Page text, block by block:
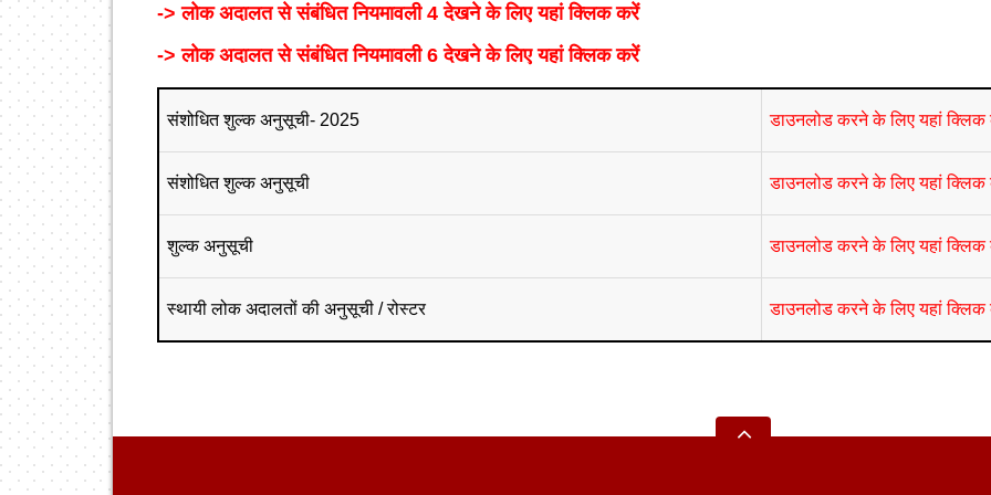
-> लोक अदालत से संबंधित नियमावली 4 देखने के लिए यहां क्लिक करें
-> लोक अदालत से संबंधित नियमावली 6 देखने के लिए यहां क्लिक करें
संशोधित शुल्क अनुसूची- 2025 डाउनलोड करने के लिए यहां क्लिक
संशोधित शुल्क अनुसूची डाउनलोड करने के लिए यहां क्लिक
शुल्क अनुसूची डाउनलोड करने के लिए यहां क्लिक
स्थायी लोक अदालतों की अनुसूची / रोस्टर डाउनलोड करने के लिए यहां क्लिक